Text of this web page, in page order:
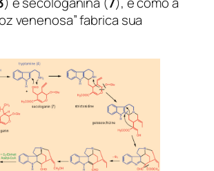
venenosa” fabrica sua